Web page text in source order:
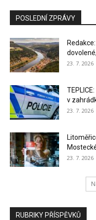
POSLEDNÍ ZPRÁVY
23. 7. 2026
v
23. 7. 2026
23. 7. 2026
RUBRIKY PŘÍSPĚVKŮ